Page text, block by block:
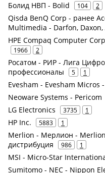
Болид НВП - Bolid 104 2
Qisda BenQ Corp - ранее
Multimedia - Darfon,
HPE Compaq Computer
1966 2
Росатом - РИР - Лига
профессионалы
5 1
Evesham - Evesham Micros
Neoware Systems - Pericom
LG Electronics 3735 1
HP Inc. 5883 1
Merlion - Мерлион -
дистрибуция
986 1
MSI - Micro-Star
Sumitomo - NEC - Nippon